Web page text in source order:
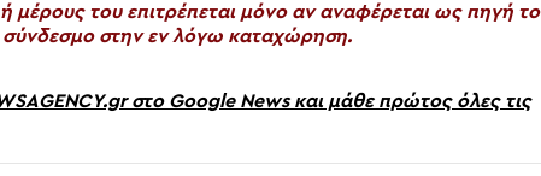
του επιτρέπεται μόνο αν αναφέρεται ως πηγή το
στην εν λόγω καταχώρηση.
στο Google News και μάθε πρώτος όλες τις